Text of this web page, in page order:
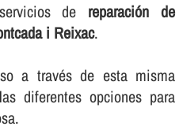
de reparación de
i Reixac.
a través de esta misma
diferentes opciones para